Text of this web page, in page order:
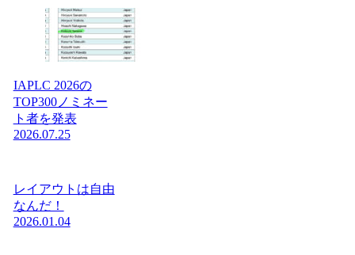
IAPLC 2026の
TOP300ノミネー
ト者を発表
2026.07.25
レイアウトは自由
なんだ！
2026.01.04